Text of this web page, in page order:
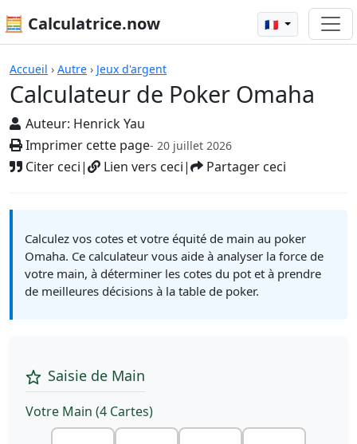
🧮 Calculatrice.now 🇫🇷
Accueil › Autre › Jeux d'argent
Calculateur de Poker Omaha
Auteur: Henrick Yau
Imprimer cette page- 20 juillet 2026
Citer ceci| Lien vers ceci| Partager ceci
Calculatrices
Calculez vos cotes et votre équité de main au poker
Omaha. Ce calculateur vous aide à analyser la force de
votre main, à déterminer les cotes du pot et à prendre
de meilleures décisions à la table de poker.
Saisie de Main
Votre Main (4 Cartes)